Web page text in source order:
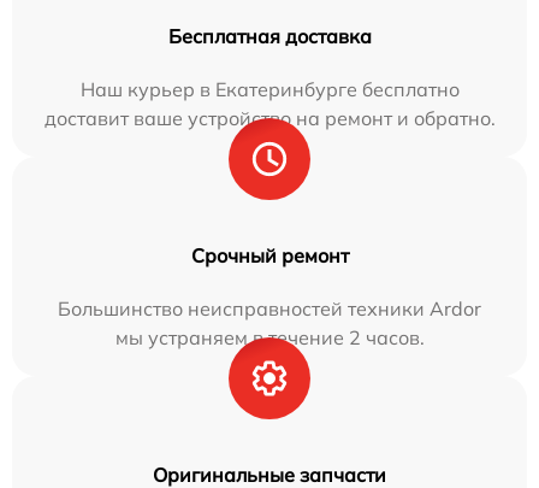
Бесплатная доставка
Наш курьер в Екатеринбурге бесплатно
доставит ваше устройство на ремонт и обратно.
Срочный ремонт
Большинство неисправностей техники Ardor
мы устраняем в течение 2 часов.
Оригинальные запчасти